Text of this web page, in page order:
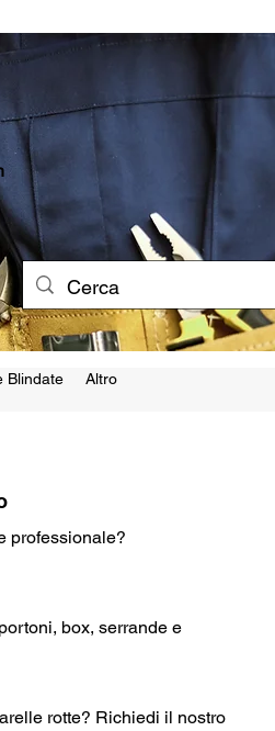
Blindate Altro
professionale?
box, serrande e
rotte? Richiedi il nostro